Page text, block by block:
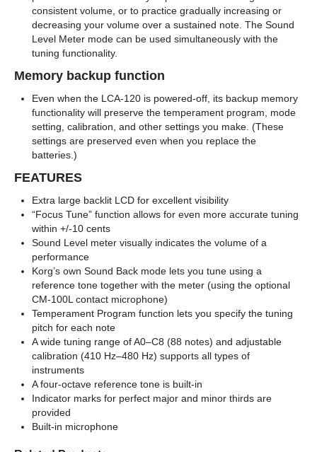
consistent volume, or to practice gradually increasing or
decreasing your volume over a sustained note. The Sound
Level Meter mode can be used simultaneously with the
tuning functionality.
Memory backup function
Even when the LCA-120 is powered-off, its backup memory
functionality will preserve the temperament program, mode
setting, calibration, and other settings you make. (These
settings are preserved even when you replace the
batteries.)
FEATURES
Extra large backlit LCD for excellent visibility
“Focus Tune” function allows for even more accurate tuning
within +/-10 cents
Sound Level meter visually indicates the volume of a
performance
Korg’s own Sound Back mode lets you tune using a
reference tone together with the meter (using the optional
CM-100L contact microphone)
Temperament Program function lets you specify the tuning
pitch for each note
A wide tuning range of A0–C8 (88 notes) and adjustable
calibration (410 Hz–480 Hz) supports all types of
instruments
A four-octave reference tone is built-in
Indicator marks for perfect major and minor thirds are
provided
Built-in microphone